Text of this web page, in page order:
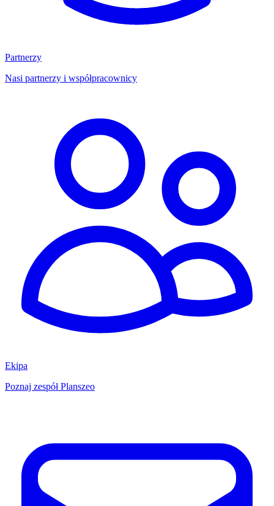
Partnerzy
Nasi partnerzy i współpracownicy
Ekipa
Poznaj zespół Planszeo